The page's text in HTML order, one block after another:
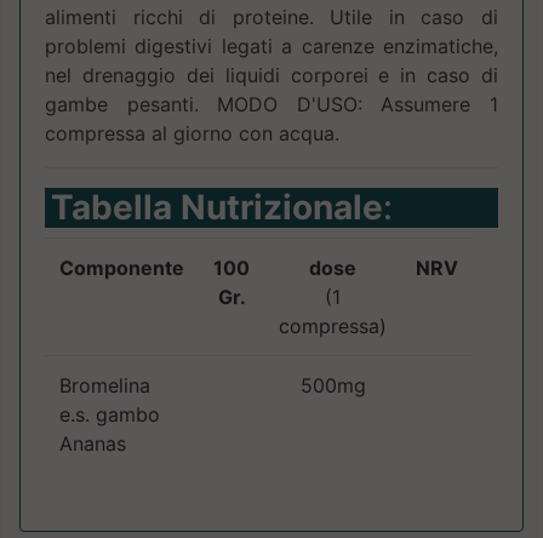
alimenti ricchi di proteine. Utile in caso di
problemi digestivi legati a carenze enzimatiche,
nel drenaggio dei liquidi corporei e in caso di
gambe pesanti. MODO D'USO: Assumere 1
compressa al giorno con acqua.
Tabella Nutrizionale:
Componente
100
Gr.
dose
(1
compressa)
NRV
Bromelina
e.s. gambo
Ananas
500mg